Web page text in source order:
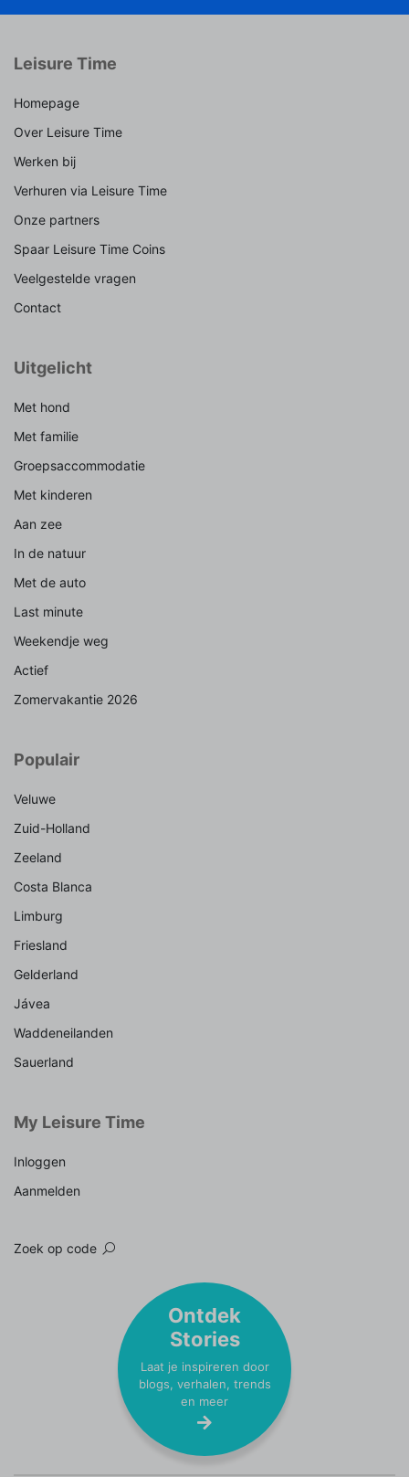
Leisure Time
Homepage
Over Leisure Time
Werken bij
Verhuren via Leisure Time
Onze partners
Spaar Leisure Time Coins
Veelgestelde vragen
Contact
Uitgelicht
Met hond
Met familie
Groepsaccommodatie
Met kinderen
Aan zee
In de natuur
Met de auto
Last minute
Weekendje weg
Actief
Zomervakantie 2026
Populair
Veluwe
Zuid-Holland
Zeeland
Costa Blanca
Limburg
Friesland
Gelderland
Jávea
Waddeneilanden
Sauerland
My Leisure Time
Inloggen
Aanmelden
Zoek op code
Ontdek
Stories
Laat je inspireren door
blogs, verhalen, trends
en meer